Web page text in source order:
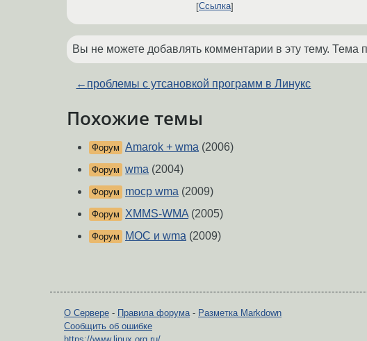
Ссылка
Вы не можете добавлять комментарии в эту тему. Тема
← проблемы с утсановкой программ в Линукс
Похожие темы
Форум Amarok + wma (2006)
Форум wma (2004)
Форум mocp wma (2009)
Форум XMMS-WMA(2005)
Форум MOC и wma (2009)
О Сервере - Правила форума- Разметка Markdown
Сообщить об ошибке